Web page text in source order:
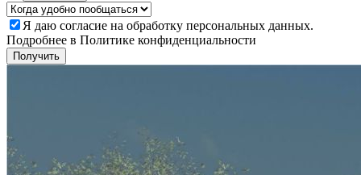
Я даю согласие на обработку персональных данных.
Подробнее в Политике конфиденциальности
Получить